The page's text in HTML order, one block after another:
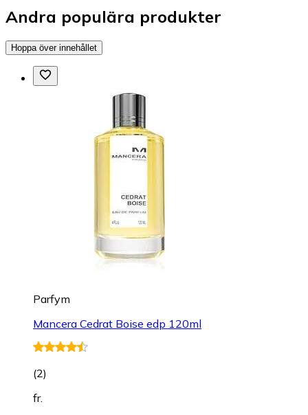
Andra populära produkter
Hoppa över innehållet
Parfym
Mancera Cedrat Boise edp 120ml
(2)
fr.